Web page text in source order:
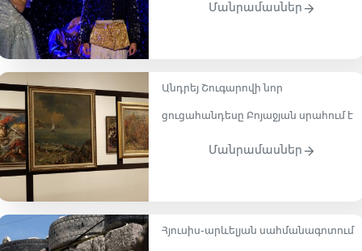
Մանրամասներ
Անդրեյ Շուգարովի նոր
ցուցահանդեսը Բոյաջյան սրահում է
Մանրամասներ
Հյուսիս-արևելյան սահմանագոտում